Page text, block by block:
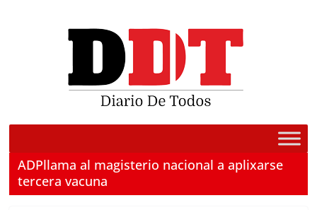
ADPllama al magisterio nacional a aplixarse
tercera vacuna